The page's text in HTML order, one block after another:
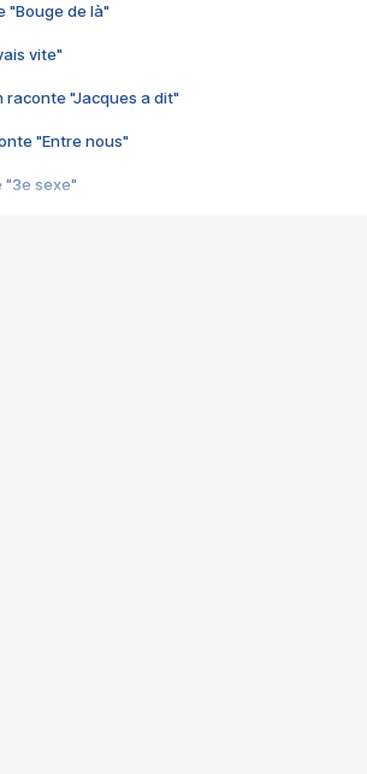
"Bouge de là"
vite"
raconte "Jacques a dit"
"Entre nous"
"3e sexe"